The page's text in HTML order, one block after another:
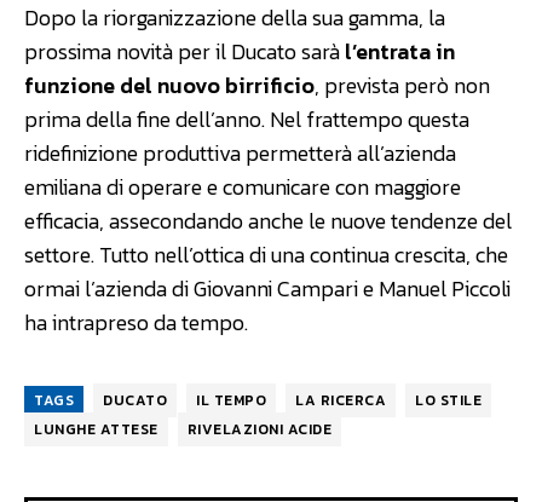
Dopo la riorganizzazione della sua gamma, la
prossima novità per il Ducato saràl’entrata in
funzione del nuovo birrificio, prevista però non
prima della fine dell’anno. Nel frattempo questa
ridefinizione produttiva permetterà all’azienda
emiliana di operare e comunicare con maggiore
efficacia, assecondando anche le nuove tendenze del
settore. Tutto nell’ottica di una continua crescita, che
ormai l’azienda di Giovanni Campari e Manuel Piccoli
ha intrapreso da tempo.
TAGS DUCATO IL TEMPO LA RICERCA
LO STILE
LUNGHE ATTESE
RIVELAZIONI ACIDE